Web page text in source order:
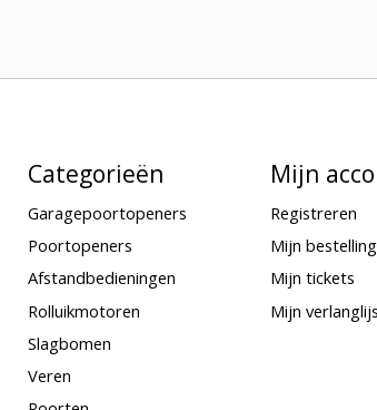
Categorieën
Garagepoortopeners
Poortopeners
Afstandbedieningen
Rolluikmotoren
Slagbomen
Veren
Mijn
Registreren
Mijn
Mijn tickets
Mijn